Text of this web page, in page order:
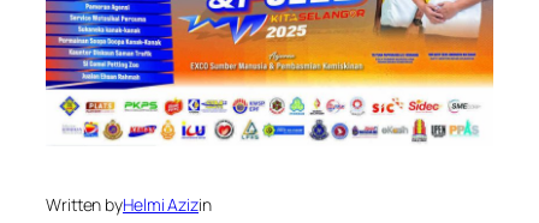
Written byHelmi Azizin